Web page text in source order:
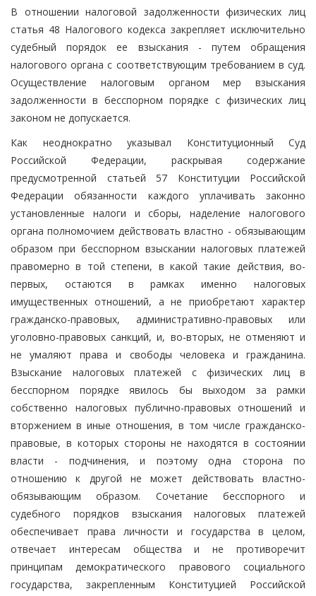
В отношении налоговой задолженности физических лиц
статья 48 Налогового кодекса закрепляет исключительно
судебный порядок ее взыскания - путем обращения
налогового органа с соответствующим требованием в суд.
Осуществление налоговым органом мер взыскания
задолженности в бесспорном порядке с физических лиц
законом не допускается.
Как неоднократно указывал Конституционный Суд
Российской Федерации, раскрывая содержание
предусмотренной статьей 57 Конституции Российской
Федерации обязанности каждого уплачивать законно
установленные налоги и сборы, наделение налогового
органа полномочием действовать властно - обязывающим
образом при бесспорном взыскании налоговых платежей
правомерно в той степени, в какой такие действия, во-
первых, остаются в рамках именно налоговых
имущественных отношений, а не приобретают характер
гражданско-правовых, административно-правовых или
уголовно-правовых санкций, и, во-вторых, не отменяют и
не умаляют права и свободы человека и гражданина.
Взыскание налоговых платежей с физических лиц в
бесспорном порядке явилось бы выходом за рамки
собственно налоговых публично-правовых отношений и
вторжением в иные отношения, в том числе гражданско-
правовые, в которых стороны не находятся в состоянии
власти - подчинения, и поэтому одна сторона по
отношению к другой не может действовать властно-
обязывающим образом. Сочетание бесспорного и
судебного порядков взыскания налоговых платежей
обеспечивает права личности и государства в целом,
отвечает интересам общества и не противоречит
принципам демократического правового социального
государства, закрепленным Конституцией Российской